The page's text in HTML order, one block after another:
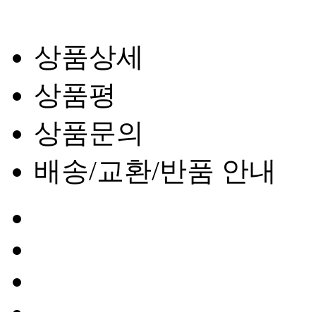
상품상세
상품평
상품문의
배송/교환/반품 안내